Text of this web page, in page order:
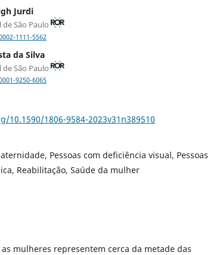
Jurdi
São Paulo
1111-5562
da Silva
São Paulo
9250-6065
10.1590/1806-9584-2023v31n389510
Pessoas com deficiência visual, Pessoas
Reabilitação, Saúde da mulher
mulheres representem cerca da metade das